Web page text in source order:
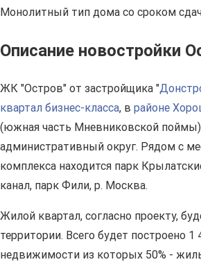
Монолитный тип дома со сроком
Описание новостройки
ЖК "Остров" от застройщика "
квартал бизнес-класса, в районе
(южная часть Мневниковской
административный округ. Рядом с
комплекса находится парк
канал, парк Фили, р. Москва.
Жилой квартал, согласно проекту,
территории. Всего будет построено 1
недвижимости из которых 50% -